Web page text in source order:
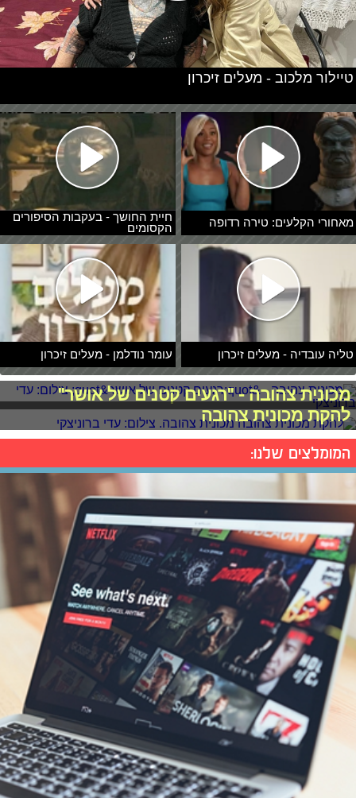
מאחורי הקלעים: טירה רדופה
חיית החושך - בעקבות הסיפורים
הקסומים
טליה עובדיה - מעלים זיכרון עומר נודלמן - מעלים זיכרון
טיילור מלכוב - מעלים זיכרון
מכונית צהובה - "רגעים קטנים של אושר"
להקת מכונית צהובה
המומלצים שלנו: